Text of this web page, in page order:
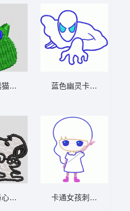
绿色刺绣猫头鹰图案 猫 帽绣
形徽章 史路比
蓝色幽灵卡通形象 蜘蛛
卡通女孩刺绣设计图